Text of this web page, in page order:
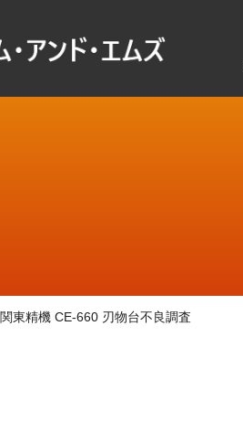
関東精機 CE-660 刃物台不良調査